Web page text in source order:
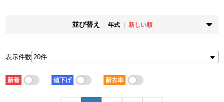
並び替え 年式
新しい順
新着順
古い順
新しい順
古い順
走行距離
少ない順
多い順
安い順
積載量
多い順
車検残
短い順
表示件数
新着 値下げ 新古車